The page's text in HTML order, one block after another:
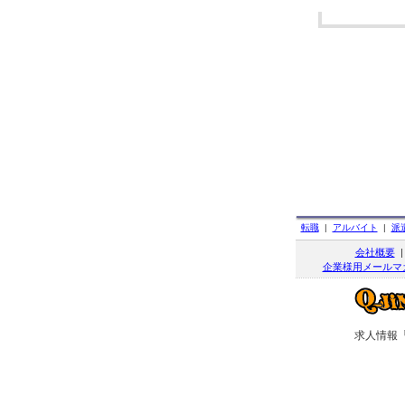
転職| アルバイト | 派
会社概要
企業様用メールマ
求人情報